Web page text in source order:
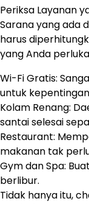
Periksa Layanan
Sarana yang ada
harus
yang Anda
Wi-Fi Gratis:
untuk
Kolam Renang:
santai selesai
Restaurant:
makanan tak
Gym dan Spa:
berlibur.
Tidak hanya itu,